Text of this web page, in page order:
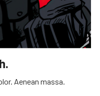
Aenean massa.